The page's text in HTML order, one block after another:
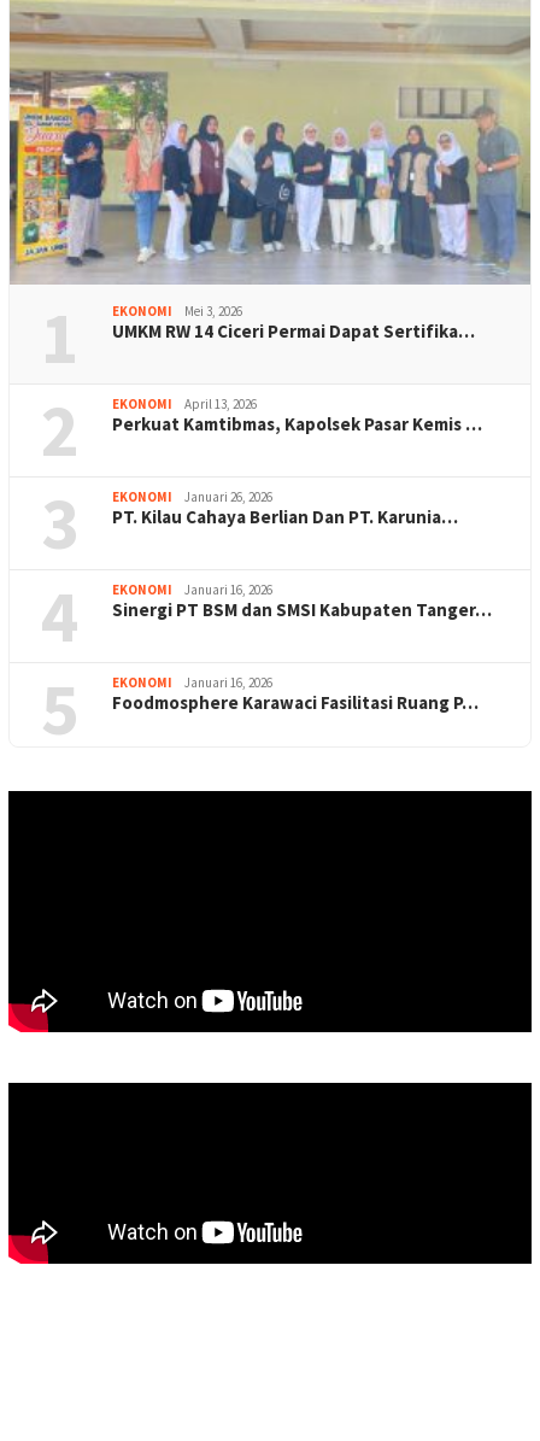
1 EKONOMI Mei 3, 2026
UMKM RW 14 Ciceri Permai Dapat Sertifika…
2 EKONOMI April 13, 2026
Perkuat Kamtibmas, Kapolsek Pasar Kemis …
3 EKONOMI Januari 26, 2026
PT. Kilau Cahaya Berlian Dan PT. Karunia…
4 EKONOMI Januari 16, 2026
Sinergi PT BSM dan SMSI Kabupaten Tanger…
5 EKONOMI Januari 16, 2026
Foodmosphere Karawaci Fasilitasi Ruang P…